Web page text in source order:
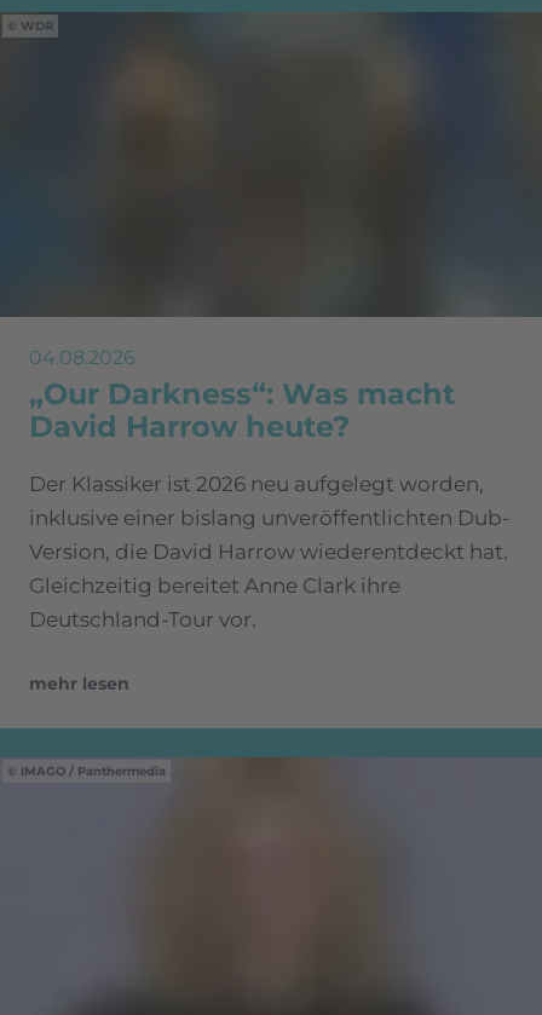
WDR
04.08.2026
„Our Darkness“: Was macht
David Harrow heute?
Der Klassiker ist 2026 neu aufgelegt worden,
inklusive einer bislang unveröffentlichten Dub-
Version, die David Harrow wiederentdeckt hat.
Gleichzeitig bereitet Anne Clark ihre
Deutschland-Tour vor.
mehr lesen
IMAGO / Panthermedia